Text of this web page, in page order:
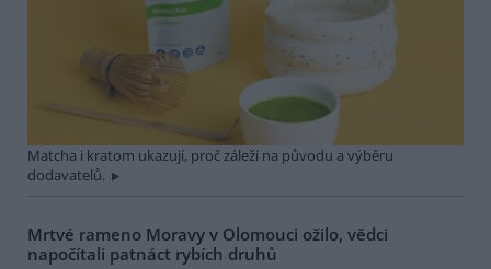
Matcha i kratom ukazují, proč záleží na původu a výběru
dodavatelů.
Mrtvé rameno Moravy v Olomouci ožilo, vědci
napočítali patnáct rybích druhů